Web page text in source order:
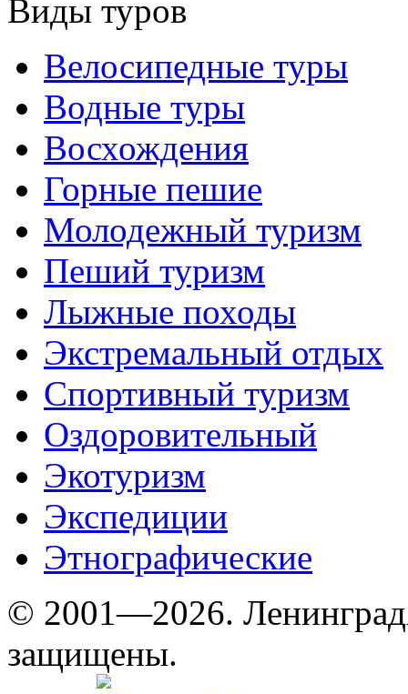
Виды туров
Велосипедные туры
Водные туры
Восхождения
Горные пешие
Молодежный туризм
Пеший туризм
Лыжные походы
Экстремальный отдых
Спортивный туризм
Оздоровительный
Экотуризм
Экспедиции
Этнографические
© 2001—2026.
защищены.